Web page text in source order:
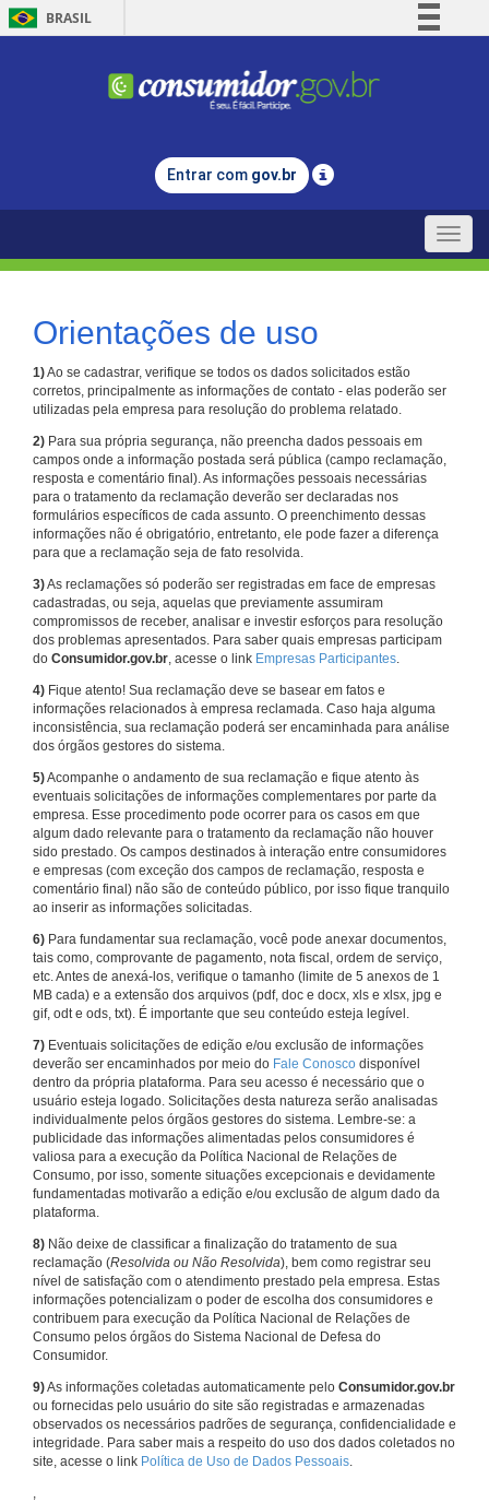
BRASIL
Comunica BR
Legislação
Entrar com gov.br
Toggle
Orientações de uso
1)Ao se cadastrar, verifique se todos os dados solicitados estão
corretos, principalmente as informações de contato - elas poderão ser
utilizadas pela empresa para resolução do problema relatado.
2) Para sua própria segurança, não preencha dados pessoais em
campos onde a informação postada será pública (campo reclamação,
resposta e comentário final). As informações pessoais necessárias
para o tratamento da reclamação deverão ser declaradas nos
formulários específicos de cada assunto. O preenchimento dessas
informações não é obrigatório, entretanto, ele pode fazer a diferença
para que a reclamação seja de fato resolvida.
3)As reclamações só poderão ser registradas em face de empresas
cadastradas, ou seja, aquelas que previamente assumiram
compromissos de receber, analisar e investir esforços para resolução
dos problemas apresentados. Para saber quais empresas participam
do Consumidor.gov.br, acesse o link Empresas Participantes.
4) Fique atento! Sua reclamação deve se basear em fatos e
informações relacionados à empresa reclamada. Caso haja alguma
inconsistência, sua reclamação poderá ser encaminhada para análise
dos órgãos gestores do sistema.
5)Acompanhe o andamento de sua reclamação e fique atento às
eventuais solicitações de informações complementares por parte da
empresa. Esse procedimento pode ocorrer para os casos em que
algum dado relevante para o tratamento da reclamação não houver
sido prestado. Os campos destinados à interação entre consumidores
e empresas (com exceção dos campos de reclamação, resposta e
comentário final) não são de conteúdo público, por isso fique tranquilo
ao inserir as informações solicitadas.
6) Para fundamentar sua reclamação, você pode anexar documentos,
tais como, comprovante de pagamento, nota fiscal, ordem de serviço,
etc. Antes de anexá-los, verifique o tamanho (limite de 5 anexos de 1
MB cada) e a extensão dos arquivos (pdf, doc e docx, xls e xlsx, jpg e
gif, odt e ods, txt). É importante que seu conteúdo esteja legível.
7) Eventuais solicitações de edição e/ou exclusão de informações
deverão ser encaminhados por meio do Fale Conosco disponível
dentro da própria plataforma. Para seu acesso é necessário que o
usuário esteja logado. Solicitações desta natureza serão analisadas
individualmente pelos órgãos gestores do sistema. Lembre-se: a
publicidade das informações alimentadas pelos consumidores é
valiosa para a execução da Política Nacional de Relações de
Consumo, por isso, somente situações excepcionais e devidamente
fundamentadas motivarão a edição e/ou exclusão de algum dado da
plataforma.
8) Não deixe de classificar a finalização do tratamento de sua
reclamação (Resolvida ou Não Resolvida), bem como registrar seu
nível de satisfação com o atendimento prestado pela empresa. Estas
informações potencializam o poder de escolha dos consumidores e
contribuem para execução da Política Nacional de Relações de
Consumo pelos órgãos do Sistema Nacional de Defesa do
Consumidor.
9)As informações coletadas automaticamente pelo Consumidor.gov.br
ou fornecidas pelo usuário do site são registradas e armazenadas
observados os necessários padrões de segurança, confidencialidade e
integridade. Para saber mais a respeito do uso dos dados coletados no
site, acesse o link Política de Uso de Dados Pessoais.
,